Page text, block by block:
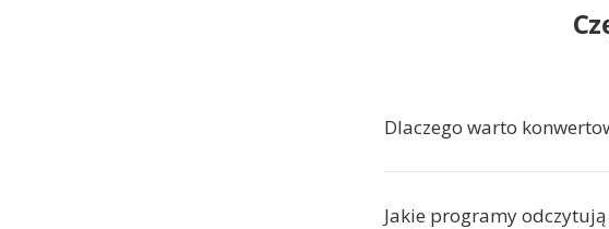
Dlaczego warto
Jakie programy odczytują